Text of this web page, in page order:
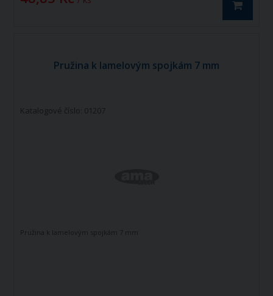
Pružina k lamelovým spojkám 7 mm
Katalogové číslo: 01207
Pružina k lamelovým spojkám 7 mm